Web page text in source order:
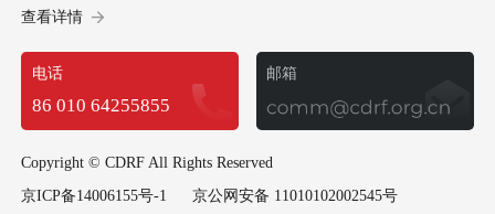
究、促进科学决策、服务中国发展”。基金会承办“中国
发展高层论坛”，开展儿童发展等方面的社会试验项
目，承担经济社会以及可持续发展等多领域重要研究课
题，政策建议多次获中央领导批示，已成为集国际交
流、社会试验和政策研究于一体的高端智库型基金会。
查看详情
电话
86 010 64255855
邮箱
Copyright © CDRF All Rights Reserved
京ICP备14006155号-1
京公网安备 11010102002545号